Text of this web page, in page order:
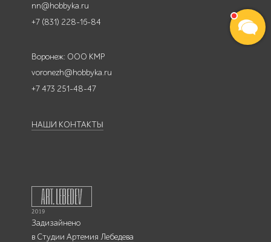
nn@hobbyka.ru
+7 (831) 228-16-84
Воронеж: ООО КМР
voronezh@hobbyka.ru
+7 473 251-48-47
НАШИ КОНТАКТЫ
Задизайнено
в Студии Артемия Лебедева